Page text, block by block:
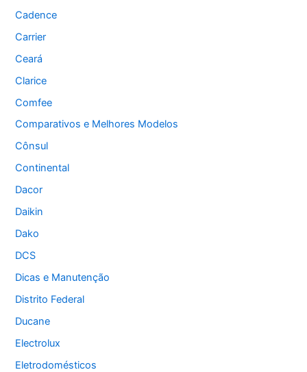
Cadence
Carrier
Ceará
Clarice
Comfee
Comparativos e Melhores Modelos
Cônsul
Continental
Dacor
Daikin
Dako
DCS
Dicas e Manutenção
Distrito Federal
Ducane
Electrolux
Eletrodomésticos